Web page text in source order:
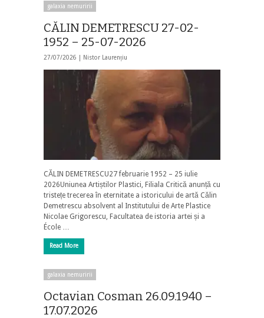
galaxia nemuririi
CĂLIN DEMETRESCU 27-02-
1952 – 25-07-2026
27/07/2026 | Nistor Laurențiu
CĂLIN DEMETRESCU27 februarie 1952 – 25 iulie
2026Uniunea Artiștilor Plastici, Filiala Critică anunță cu
tristețe trecerea în eternitate a istoricului de artă Călin
Demetrescu absolvent al Institutului de Arte Plastice
Nicolae Grigorescu, Facultatea de istoria artei și a
École …
Read More
galaxia nemuririi
Octavian Cosman 26.09.1940 –
17.07.2026